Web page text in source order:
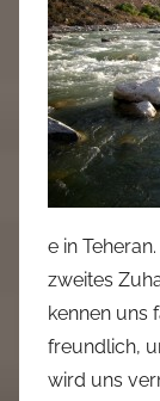
e in
zweites
kennen uns
freundlich,
wird uns